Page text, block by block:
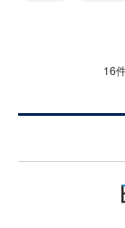
16